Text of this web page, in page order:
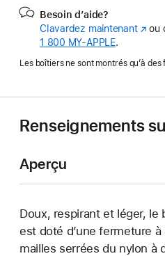
Besoin d’aide?
Clavardez maintenant
ou
1 800 MY‑APPLE.
Les boîtiers ne sont montrés qu’à des
Renseignements
Aperçu
Doux, respirant et léger, le
est doté d’une fermeture
mailles serrées du nylon à